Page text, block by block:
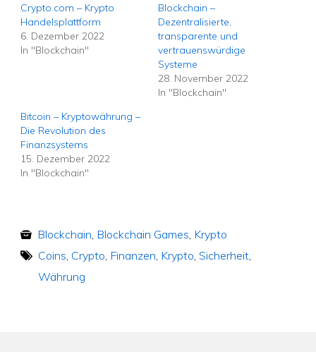
Crypto.com – Krypto
Handelsplattform
6. Dezember 2022
In "Blockchain"
Blockchain –
Dezentralisierte,
transparente und
vertrauenswürdige
Systeme
28. November 2022
In "Blockchain"
Bitcoin – Kryptowährung –
Die Revolution des
Finanzsystems
15. Dezember 2022
In "Blockchain"
Blockchain Blockchain Games Krypto
Coins Crypto Finanzen Krypto Sicherheit,
Währung